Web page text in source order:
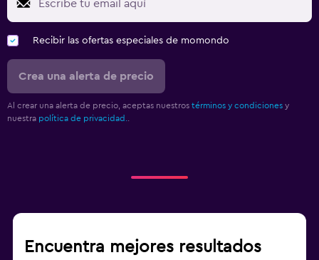
Recibir las ofertas especiales de momondo
Crea una alerta de precio
Al crear una alerta de precio, aceptas nuestros términos y condiciones y
nuestra política de privacidad.
Encuentra mejores resultados